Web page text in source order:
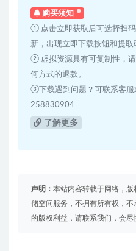
购买须知
① 点击立即获取后可选择扫
新，出现立即下载按钮和提取
② 虚拟资源具有可复制性，
何方式的退款。
③下载遇到问题？可联系客服
258830904
了解更多
声明： 本站内容转载于网络，
储空间服务，不拥有所有权，
的版权利益，请联系我们，会尽